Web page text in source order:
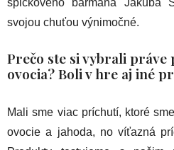
špičkového barmana Jakuba
svojou chuťou výnimočné.
Prečo ste si vybrali
ovocia? Boli v hre aj iné
Mali sme viac príchutí, ktoré
ovocie a jahoda, no víťazná